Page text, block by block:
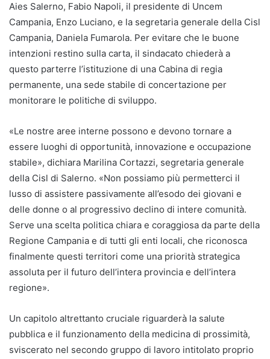
Aies Salerno, Fabio Napoli, il presidente di Uncem
Campania, Enzo Luciano, e la segretaria generale della Cisl
Campania, Daniela Fumarola. Per evitare che le buone
intenzioni restino sulla carta, il sindacato chiederà a
questo parterre l’istituzione di una Cabina di regia
permanente, una sede stabile di concertazione per
monitorare le politiche di sviluppo.
«Le nostre aree interne possono e devono tornare a
essere luoghi di opportunità, innovazione e occupazione
stabile», dichiara Marilina Cortazzi, segretaria generale
della Cisl di Salerno. «Non possiamo più permetterci il
lusso di assistere passivamente all’esodo dei giovani e
delle donne o al progressivo declino di intere comunità.
Serve una scelta politica chiara e coraggiosa da parte della
Regione Campania e di tutti gli enti locali, che riconosca
finalmente questi territori come una priorità strategica
assoluta per il futuro dell’intera provincia e dell’intera
regione».
Un capitolo altrettanto cruciale riguarderà la salute
pubblica e il funzionamento della medicina di prossimità,
sviscerato nel secondo gruppo di lavoro intitolato proprio